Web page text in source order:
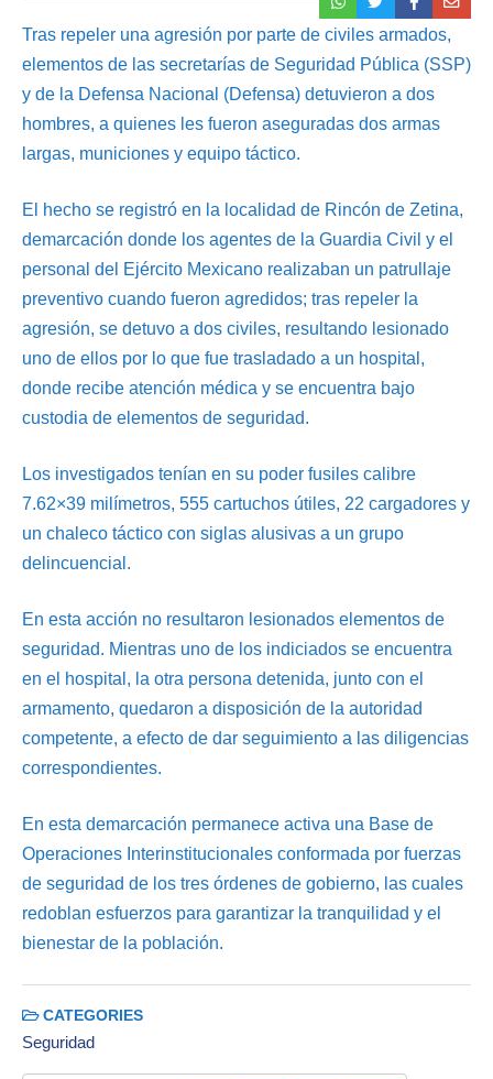
Tras repeler una agresión por parte de civiles armados,
elementos de las secretarías de Seguridad Pública (SSP)
y de la Defensa Nacional (Defensa) detuvieron a dos
hombres, a quienes les fueron aseguradas dos armas
largas, municiones y equipo táctico.
El hecho se registró en la localidad de Rincón de Zetina,
demarcación donde los agentes de la Guardia Civil y el
personal del Ejército Mexicano realizaban un patrullaje
preventivo cuando fueron agredidos; tras repeler la
agresión, se detuvo a dos civiles, resultando lesionado
uno de ellos por lo que fue trasladado a un hospital,
donde recibe atención médica y se encuentra bajo
custodia de elementos de seguridad.
Los investigados tenían en su poder fusiles calibre
7.62×39 milímetros, 555 cartuchos útiles, 22 cargadores y
un chaleco táctico con siglas alusivas a un grupo
delincuencial.
En esta acción no resultaron lesionados elementos de
seguridad. Mientras uno de los indiciados se encuentra
en el hospital, la otra persona detenida, junto con el
armamento, quedaron a disposición de la autoridad
competente, a efecto de dar seguimiento a las diligencias
correspondientes.
En esta demarcación permanece activa una Base de
Operaciones Interinstitucionales conformada por fuerzas
de seguridad de los tres órdenes de gobierno, las cuales
redoblan esfuerzos para garantizar la tranquilidad y el
bienestar de la población.
CATEGORIES
Seguridad